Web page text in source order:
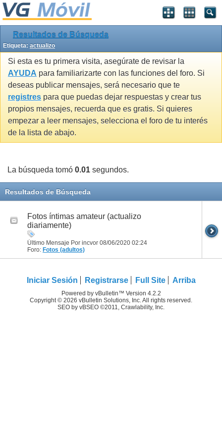
Resultados de Búsqueda
Etiqueta: actualizo
Si esta es tu primera visita, asegúrate de revisar la
AYUDA para familiarizarte con las funciones del foro. Si
deseas publicar mensajes, será necesario que te
registres para que puedas dejar respuestas y crear tus
propios mensajes, recuerda que es gratis. Si quieres
empezar a leer mensajes, selecciona el foro de tu interés
de la lista de abajo.
La búsqueda tomó 0.01 segundos.
Resultados de Búsqueda
Fotos íntimas amateur (actualizo
diariamente)
Último Mensaje Por incvor 08/06/2020 02:24
Foro: Fotos (adultos)
Iniciar Sesión Registrarse Full Site Arriba
Powered by vBulletin™ Version 4.2.2
Copyright © 2026 vBulletin Solutions, Inc. All rights reserved.
SEO by vBSEO ©2011, Crawlability, Inc.